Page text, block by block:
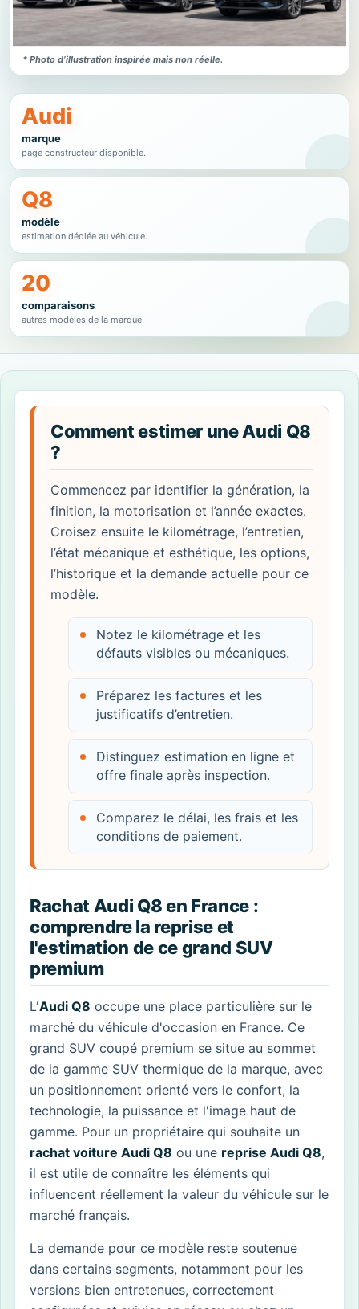
* Photo d’illustration inspirée mais non réelle.
Audi
marque
page constructeur disponible.
Q8
modèle
estimation dédiée au véhicule.
20
comparaisons
autres modèles de la marque.
Comment estimer une Audi Q8
?
Commencez par identifier la génération, la
finition, la motorisation et l’année exactes.
Croisez ensuite le kilométrage, l’entretien,
l’état mécanique et esthétique, les options,
l’historique et la demande actuelle pour ce
modèle.
Notez le kilométrage et les
défauts visibles ou mécaniques.
Préparez les factures et les
justificatifs d’entretien.
Distinguez estimation en ligne et
offre finale après inspection.
Comparez le délai, les frais et les
conditions de paiement.
Rachat Audi Q8 en France :
comprendre la reprise et
l'estimation de ce grand SUV
premium
L'Audi Q8 occupe une place particulière sur le
marché du véhicule d'occasion en France. Ce
grand SUV coupé premium se situe au sommet
de la gamme SUV thermique de la marque, avec
un positionnement orienté vers le confort, la
technologie, la puissance et l'image haut de
gamme. Pour un propriétaire qui souhaite un
rachat voiture Audi Q8 ou une reprise Audi Q8,
il est utile de connaître les éléments qui
influencent réellement la valeur du véhicule sur le
marché français.
La demande pour ce modèle reste soutenue
dans certains segments, notamment pour les
versions bien entretenues, correctement